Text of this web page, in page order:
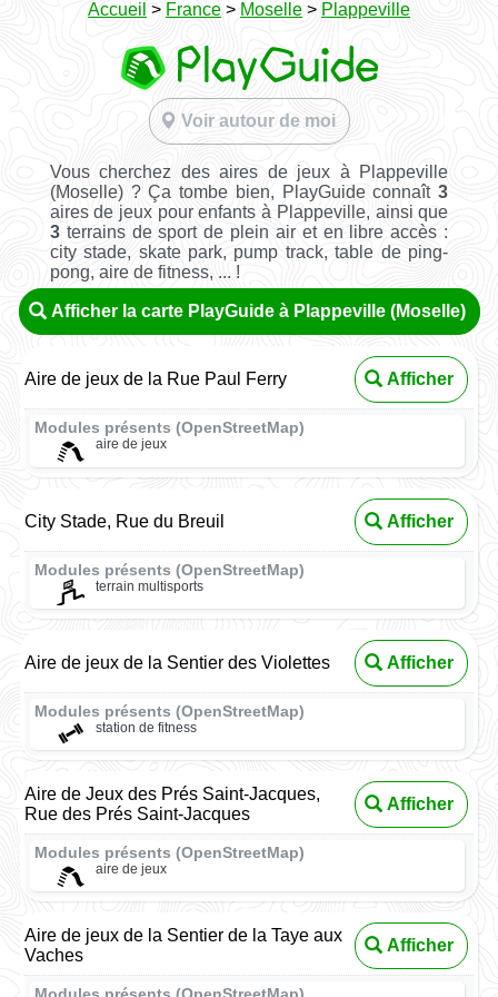
Accueil > France > Moselle > Plappeville
Voir autour de moi
Vous cherchez des aires de jeux à Plappeville
(Moselle) ? Ça tombe bien, PlayGuide connaît3
aires de jeux pour enfants à Plappeville, ainsi que
3terrains de sport de plein air et en libre accès :
city stade, skate park, pump track, table de ping-
pong, aire de fitness, ... !
Afficher la carte PlayGuide à Plappeville (Moselle)
Aire de jeux de la Rue Paul Ferry Afficher
Modules présents (OpenStreetMap)
aire de jeux
City Stade, Rue du Breuil Afficher
Modules présents (OpenStreetMap)
terrain multisports
Aire de jeux de la Sentier des Violettes Afficher
Modules présents (OpenStreetMap)
station de fitness
Aire de Jeux des Prés Saint-Jacques,
Rue des Prés Saint-Jacques
Afficher
Modules présents (OpenStreetMap)
aire de jeux
Aire de jeux de la Sentier de la Taye aux
Vaches
Afficher